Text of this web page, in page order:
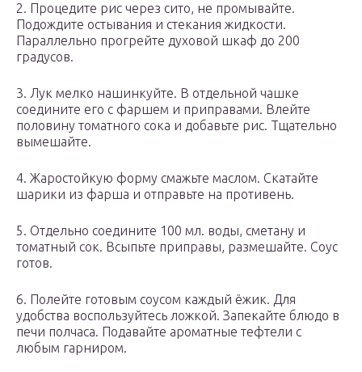
2. Процедите рис через сито, не промывайте.
Подождите остывания и стекания жидкости.
Параллельно прогрейте духовой шкаф до 200
градусов.
3. Лук мелко нашинкуйте. В отдельной чашке
соедините его с фаршем и приправами. Влейте
половину томатного сока и добавьте рис. Тщательно
вымешайте.
4. Жаростойкую форму смажьте маслом. Скатайте
шарики из фарша и отправьте на противень.
5. Отдельно соедините 100 мл. воды, сметану и
томатный сок. Всыпьте приправы, размешайте. Соус
готов.
6. Полейте готовым соусом каждый ёжик. Для
удобства воспользуйтесь ложкой. Запекайте блюдо в
печи полчаса. Подавайте ароматные тефтели с
любым гарниром.